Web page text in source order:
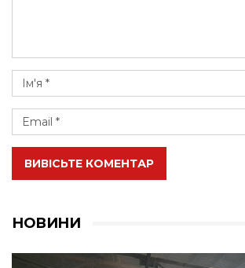
ВИВІСЬТЕ КОМЕНТАР
НОВИНИ